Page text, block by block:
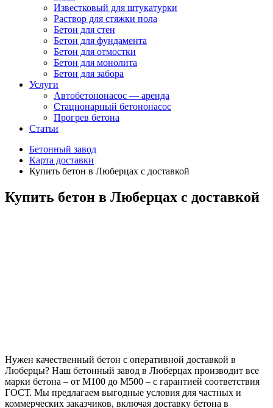
Известковый для штукатурки
Раствор для стяжки пола
Бетон для стен
Бетон для фундамента
Бетон для отмостки
Бетон для монолита
Бетон для забора
Услуги
Автобетононасос — аренда
Стационарный бетононасос
Прогрев бетона
Статьи
Бетонный завод
Карта доставки
Купить бетон в Люберцах с доставкой
Купить бетон в Люберцах с доставкой
Нужен качественный бетон с оперативной доставкой в
Люберцы? Наш бетонный завод в Люберцах производит все
марки бетона – от М100 до М500 – с гарантией соответствия
ГОСТ. Мы предлагаем выгодные условия для частных и
коммерческих заказчиков, включая доставку бетона в